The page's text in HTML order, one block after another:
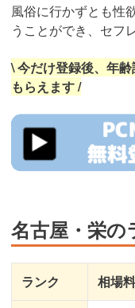
風俗に行かずとも性
うことができ、セフ
\ 今だけ登録後、年
もらえます /
https://pcmax.jp/lp/?
ad_id=rm327007
名古屋・栄の
ランク 相場